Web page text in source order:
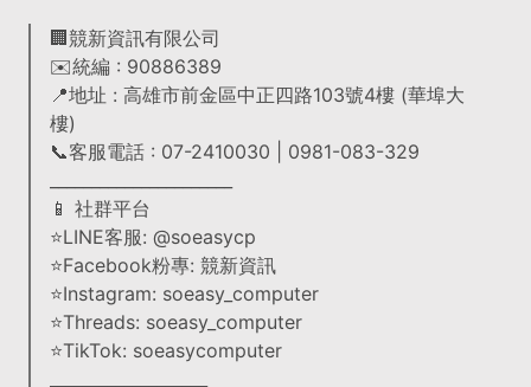
🏢競新資訊有限公司
✉️統編 : 90886389
📍地址 : 高雄市前金區中正四路103號4樓 (華埠大
樓)
📞客服電話 : 07-2410030 | 0981-083-329
📱 社群平台
⭐LINE客服: @soeasycp
⭐Facebook粉專: 競新資訊
⭐Instagram: soeasy_computer
⭐Threads: soeasy_computer
⭐TikTok: soeasycomputer